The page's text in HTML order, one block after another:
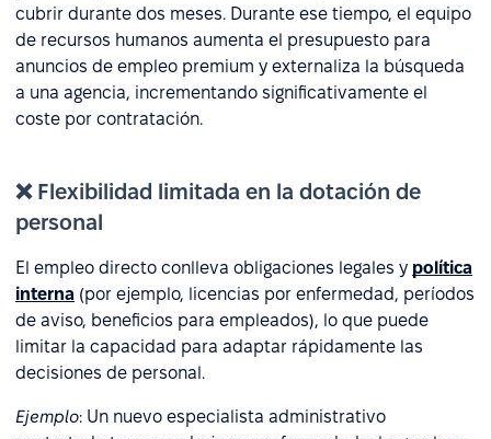
cubrir durante dos meses. Durante ese tiempo, el equipo
de recursos humanos aumenta el presupuesto para
anuncios de empleo premium y externaliza la búsqueda
a una agencia, incrementando significativamente el
coste por contratación.
❌ Flexibilidad limitada en la dotación de
personal
El empleo directo conlleva obligaciones legales y política
interna (por ejemplo, licencias por enfermedad, períodos
de aviso, beneficios para empleados), lo que puede
limitar la capacidad para adaptar rápidamente las
decisiones de personal.
Ejemplo: Un nuevo especialista administrativo